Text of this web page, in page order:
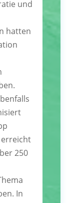
und
hatten
erreicht
250
In